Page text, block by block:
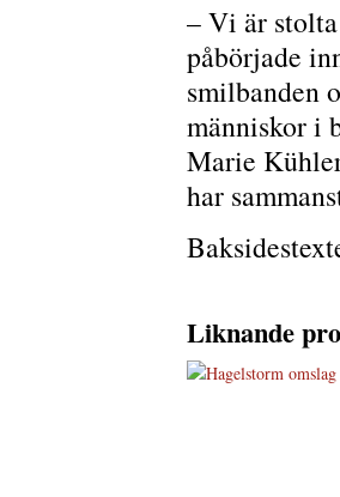
– Vi är
påbörjade
smilbanden
människor i
Marie
har
Liknande